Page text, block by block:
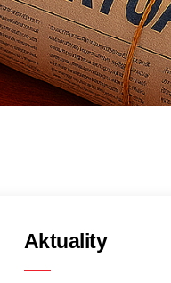
Aktuality